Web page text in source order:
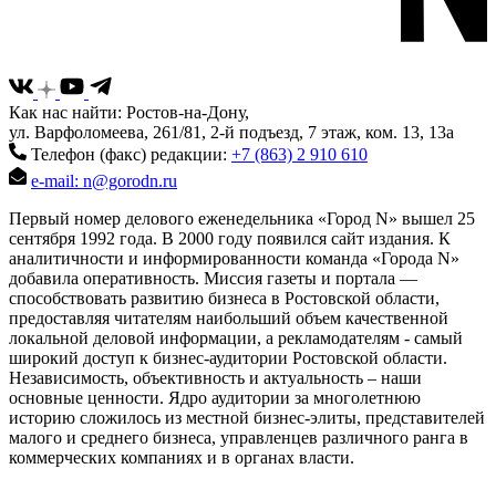
Как нас найти: Ростов-на-Дону,
ул. Варфоломеева, 261/81, 2-й подъезд, 7 этаж, ком. 13, 13а
Телефон (факс) редакции: +7 (863) 2 910 610
e-mail: n@gorodn.ru
Первый номер делового еженедельника «Город N» вышел 25
сентября 1992 года. В 2000 году появился сайт издания. К
аналитичности и информированности команда «Города N»
добавила оперативность. Миссия газеты и портала —
способствовать развитию бизнеса в Ростовской области,
предоставляя читателям наибольший объем качественной
локальной деловой информации, а рекламодателям - самый
широкий доступ к бизнес-аудитории Ростовской области.
Независимость, объективность и актуальность – наши
основные ценности. Ядро аудитории за многолетнюю
историю сложилось из местной бизнес-элиты, представителей
малого и среднего бизнеса, управленцев различного ранга в
коммерческих компаниях и в органах власти.